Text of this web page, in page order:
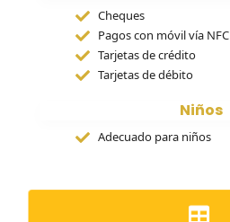
Cheques
Pagos con móvil vía NFC
Tarjetas de crédito
Tarjetas de débito
Niños
Adecuado para niños